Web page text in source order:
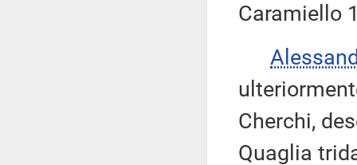
Caramiello
Cherchi,
Quaglia